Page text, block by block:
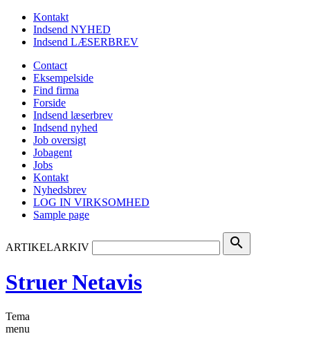
Kontakt
Indsend NYHED
Indsend LÆSERBREV
Contact
Eksempelside
Find firma
Forside
Indsend læserbrev
Indsend nyhed
Job oversigt
Jobagent
Jobs
Kontakt
Nyhedsbrev
LOG IN VIRKSOMHED
Sample page
ARTIKELARKIV search
Struer Netavis
Tema
menu